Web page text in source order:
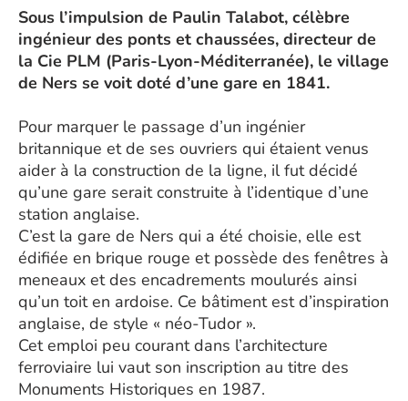
Sous l’impulsion de Paulin Talabot, célèbre
ingénieur des ponts et chaussées, directeur de
la Cie PLM (Paris-Lyon-Méditerranée), le village
de Ners se voit doté d’une gare en 1841.
Pour marquer le passage d’un ingénier
britannique et de ses ouvriers qui étaient venus
aider à la construction de la ligne, il fut décidé
qu’une gare serait construite à l’identique d’une
station anglaise.
C’est la gare de Ners qui a été choisie, elle est
édifiée en brique rouge et possède des fenêtres à
meneaux et des encadrements moulurés ainsi
qu’un toit en ardoise. Ce bâtiment est d’inspiration
anglaise, de style « néo-Tudor ».
Cet emploi peu courant dans l’architecture
ferroviaire lui vaut son inscription au titre des
Monuments Historiques en 1987.